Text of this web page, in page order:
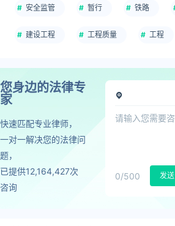
安全监管 暂行 铁路
建设工程 工程质量 工程
您身边的法律专
家
快速匹配专业律师，
一对一解决您的法律问
题，
已提供12,164,427次
咨询
0/500 发送